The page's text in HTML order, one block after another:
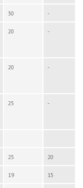
30 -
20 -
20 -
25 -
25 20
19 15